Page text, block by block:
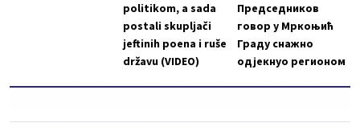
politikom, a sada
postali skupljači
jeftinih poena i ruše
državu (VIDEO)
Председников
говор у Мркоњић
Граду снажно
одјекнуо регионом